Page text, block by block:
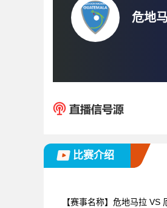
危地
比赛介绍
【赛事名称】 危地马拉 VS